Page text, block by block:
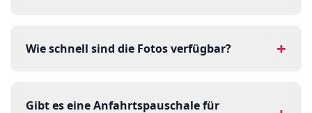
Wie schnell sind die Fotos verfügbar? +
Gibt es eine Anfahrtspauschale für